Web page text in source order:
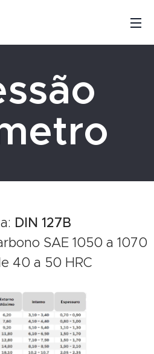
DIN 127B
SAE 1050 a 1070
40 a 50 HRC